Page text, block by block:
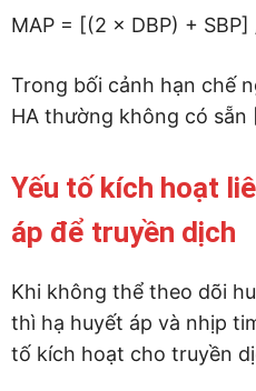
MAP = [(2 × DBP) + SBP]
Trong bối cảnh hạn chế
HA thường không có sẵn
Yếu tố kích hoạt
áp để truyền dịch
Khi không thể theo dõi
thì hạ huyết áp và nhịp
tố kích hoạt cho truyền